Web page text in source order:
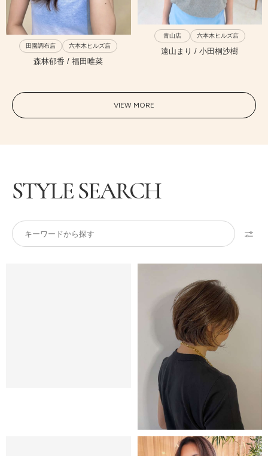
田園調布店 六本木ヒルズ店
森林郁香 / 福田唯菜
青山店 六本木ヒルズ店
遠山まり / 小田桐沙樹
VIEW MORE
STYLE SEARCH